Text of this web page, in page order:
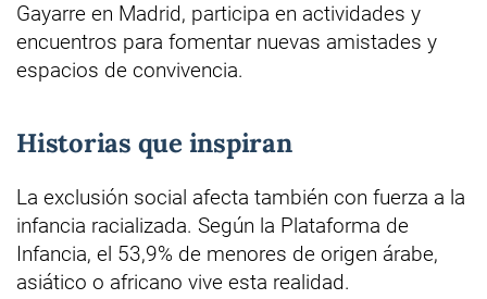
Gayarre en Madrid, participa en actividades y
encuentros para fomentar nuevas amistades y
espacios de convivencia.
Historias que inspiran
La exclusión social afecta también con fuerza a la
infancia racializada. Según la Plataforma de
Infancia, el 53,9% de menores de origen árabe,
asiático o africano vive esta realidad.